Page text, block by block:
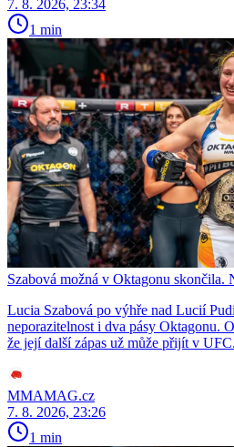
7. 8. 2026, 23:34
1 min
Szabová možná v Oktagonu
Lucia Szabová po výhře nad Lucií
neporazitelnost i dva pásy Oktagonu.
že její další zápas už může přijít v UFC.
MMAMAG.cz
7. 8. 2026, 23:26
1 min